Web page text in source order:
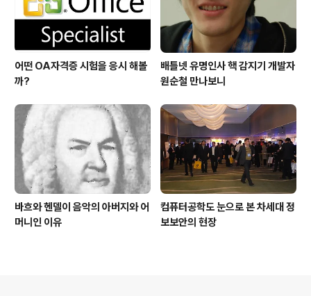
어떤 OA자격증 시험을 응시 해볼
까?
배틀넷 유명인사 핵 감지기 개발자
원순철 만나보니
바흐와 헨델이 음악의 아버지와 어
머니인 이유
컴퓨터공학도 눈으로 본 차세대 정
보보안의 현장